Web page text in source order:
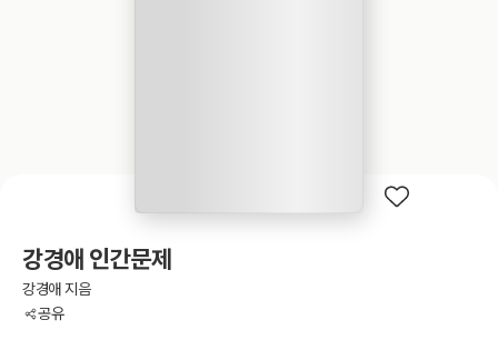
강경애 인간문제
강경애 지음
공유